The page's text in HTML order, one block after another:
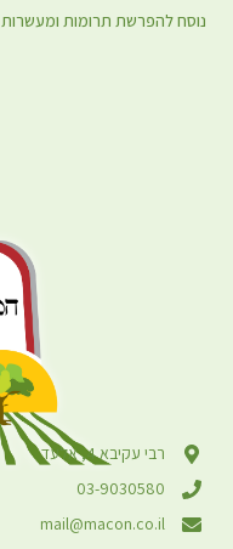
רבי עקיבא 4, אלעד
03-9030580
mail@macon.co.il
נוסח להפרשת תרומות ומעשרות